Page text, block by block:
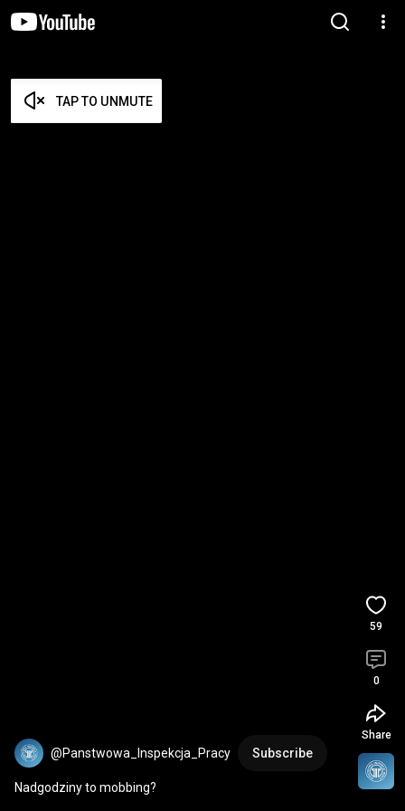
TAP TO UNMUTE
@Panstwowa_Inspekcja_Pracy Subscribe
Nadgodziny to mobbing?
59
0
Share